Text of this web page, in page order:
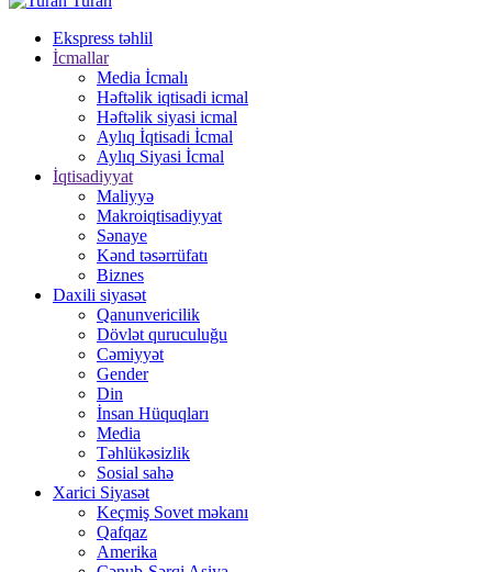
Ekspress təhlil
İcmallar
Media İcmalı
Həftəlik iqtisadi icmal
Həftəlik siyasi icmal
Aylıq İqtisadi İcmal
Aylıq Siyasi İcmal
İqtisadiyyat
Maliyyə
Makroiqtisadiyyat
Sənaye
Kənd təsərrüfatı
Biznes
Daxili siyasət
Qanunvericilik
Dövlət quruculuğu
Cəmiyyət
Gender
Din
İnsan Hüquqları
Media
Təhlükəsizlik
Sosial sahə
Xarici Siyasət
Keçmiş Sovet məkanı
Qafqaz
Amerika